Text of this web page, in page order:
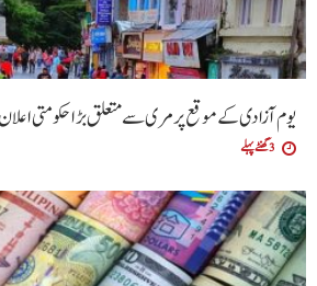
یوم آزادی کے موقع پر مری سے متعلق بڑا حکومتی اعلان
3 گھنٹے پہلے